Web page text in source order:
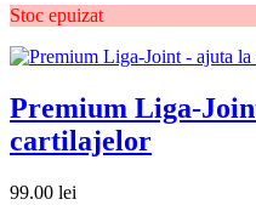
Stoc epuizat
Premium Liga-
cartilajelor
99.00 lei